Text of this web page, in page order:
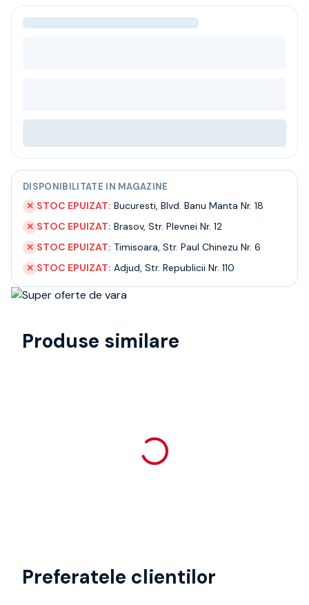
Bacanie
BLACK FRIDAY
Contact
Termeni si conditii
Politica de confidentialitate
Intrebari frecvente
DISPONIBILITATE IN MAGAZINE
✕ STOC EPUIZAT: Bucuresti, Blvd. Banu Manta Nr. 18
✕ STOC EPUIZAT: Brasov, Str. Plevnei Nr. 12
✕ STOC EPUIZAT: Timisoara, Str. Paul Chinezu Nr. 6
✕ STOC EPUIZAT: Adjud, Str. Republicii Nr. 110
Produse similare
Preferatele clientilor